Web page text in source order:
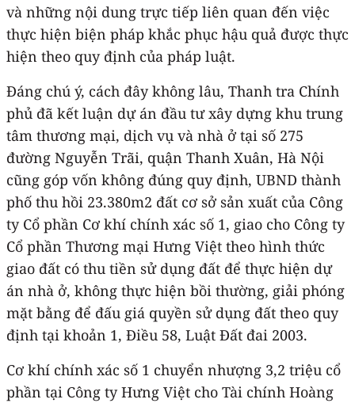
và những nội dung trực tiếp liên quan đến việc
thực hiện biện pháp khắc phục hậu quả được thực
hiện theo quy định của pháp luật.
Đáng chú ý, cách đây không lâu, Thanh tra Chính
phủ đã kết luận dự án đầu tư xây dựng khu trung
tâm thương mại, dịch vụ và nhà ở tại số 275
đường Nguyễn Trãi, quận Thanh Xuân, Hà Nội
cũng góp vốn không đúng quy định, UBND thành
phố thu hồi 23.380m2 đất cơ sở sản xuất của Công
ty Cổ phần Cơ khí chính xác số 1, giao cho Công ty
Cổ phần Thương mại Hưng Việt theo hình thức
giao đất có thu tiền sử dụng đất để thực hiện dự
án nhà ở, không thực hiện bồi thường, giải phóng
mặt bằng để đấu giá quyền sử dụng đất theo quy
định tại khoản 1, Điều 58, Luật Đất đai 2003.
Cơ khí chính xác số 1 chuyển nhượng 3,2 triệu cổ
phần tại Công ty Hưng Việt cho Tài chính Hoàng